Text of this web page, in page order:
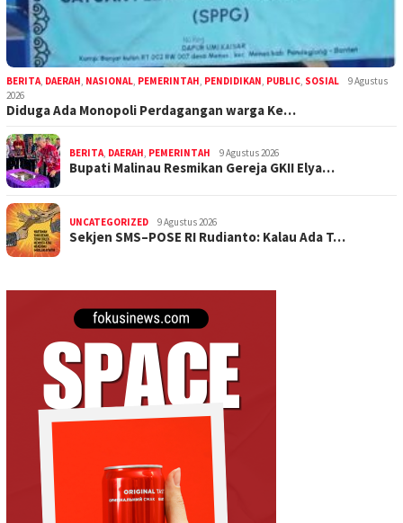
BERITA, DAERAH, NASIONAL, PEMERINTAH, PENDIDIKAN, PUBLIC, SOSIAL
9 Agustus
2026
Diduga Ada Monopoli Perdagangan warga Ke…
BERITA, DAERAH, PEMERINTAH 9 Agustus 2026
Bupati Malinau Resmikan Gereja GKII Elya…
UNCATEGORIZED 9 Agustus 2026
Sekjen SMS–POSE RI Rudianto: Kalau Ada T…